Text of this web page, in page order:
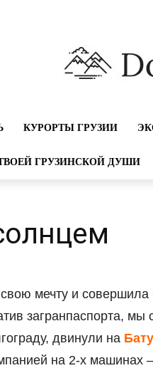
КУРОРТЫ ГРУЗИИ
ГРУЗИНСКОЙ ДУШИ
мечту и
загранпаспорта,
двинули на
на 2‑х машинах